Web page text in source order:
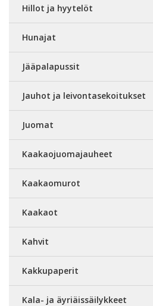
Hillot ja hyytelöt
Hunajat
Jääpalapussit
Jauhot ja leivontasekoitukset
Juomat
Kaakaojuomajauheet
Kaakaomurot
Kaakaot
Kahvit
Kakkupaperit
Kala- ja äyriäissäilykkeet